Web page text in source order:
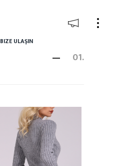
BIZE ULAŞIN
01.